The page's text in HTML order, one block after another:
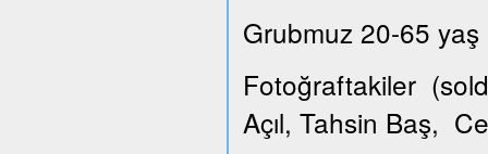
Grubmuz 20-65 yaş
Fotoğraftakiler
Açıl, Tahsin Baş,